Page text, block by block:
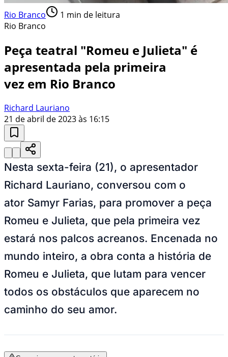
Rio Branco 1 min de leitura
Rio Branco
Peça teatral "Romeu e Julieta" é
apresentada pela primeira
vez em Rio Branco
Richard Lauriano
21 de abril de 2023 às 16:15
Nesta sexta-feira (21), o apresentador
Richard Lauriano, conversou com o
ator Samyr Farias, para promover a peça
Romeu e Julieta, que pela primeira vez
estará nos palcos acreanos. Encenada no
mundo inteiro, a obra conta a história de
Romeu e Julieta, que lutam para vencer
todos os obstáculos que aparecem no
caminho do seu amor.